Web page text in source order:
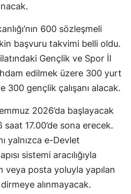
600 sözleşmeli
başvuru takvimi belli oldu.
Gençlik ve Spor İl
edilmek üzere 300 yurt
300 gençlik çalışanı alacak.
2026’da başlayacak
17.00’de sona erecek.
yalnızca e-Devlet
sistemi aracılığıyla
veya posta yoluyla yapılan
alınmayacak.